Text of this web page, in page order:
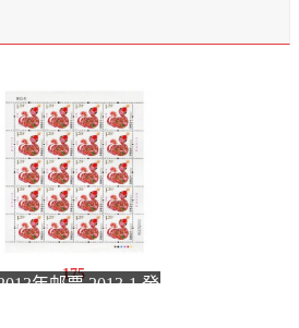
年邮票 2013-1 癸
175